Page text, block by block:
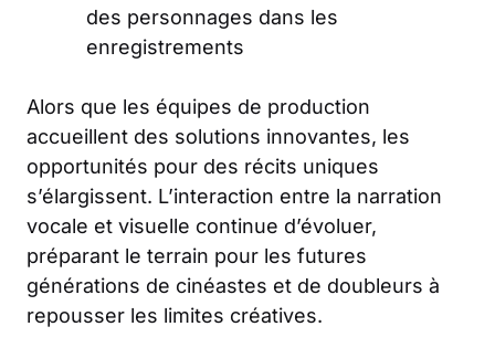
des personnages dans les
enregistrements
Alors que les équipes de production
accueillent des solutions innovantes, les
opportunités pour des récits uniques
s’élargissent. L’interaction entre la narration
vocale et visuelle continue d’évoluer,
préparant le terrain pour les futures
générations de cinéastes et de doubleurs à
repousser les limites créatives.